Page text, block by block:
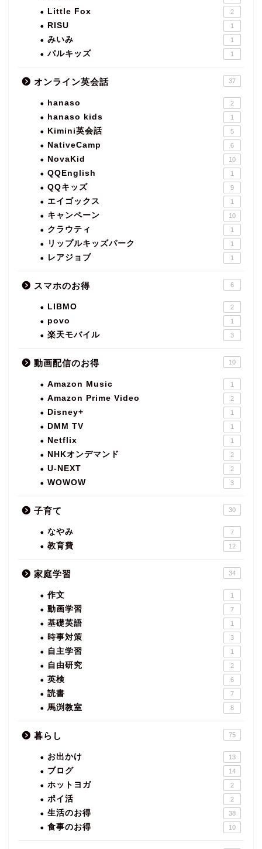
Little Fox 2
RISU 1
みいみ 1
パルキッズ 1
オンライン英会話 37
hanaso 2
hanaso kids 1
Kimini英会話 5
NativeCamp 6
NovaKid 10
QQEnglish 1
QQキッズ 9
エイゴックス 1
キャンペーン 10
クラウティ 1
リップルキッズパーク 1
レアジョブ 1
スマホのお得 6
LIBMO 2
povo 1
楽天モバイル 3
動画配信のお得 10
Amazon Music 1
Amazon Prime Video 2
Disney+ 1
DMM TV 1
Netflix 1
NHKオンデマンド 2
U-NEXT 2
WOWOW 3
子育て 30
なやみ 7
教育費 12
家庭学習 34
作文 1
動画学習 7
基礎英語 1
時事対策 3
自主学習 1
自由研究 2
英検 6
読書 7
馬渕教室 8
暮らし 75
お出かけ 13
ブログ 14
ホットヨガ 2
ポイ活 2
生活のお得 38
食事のお得 10